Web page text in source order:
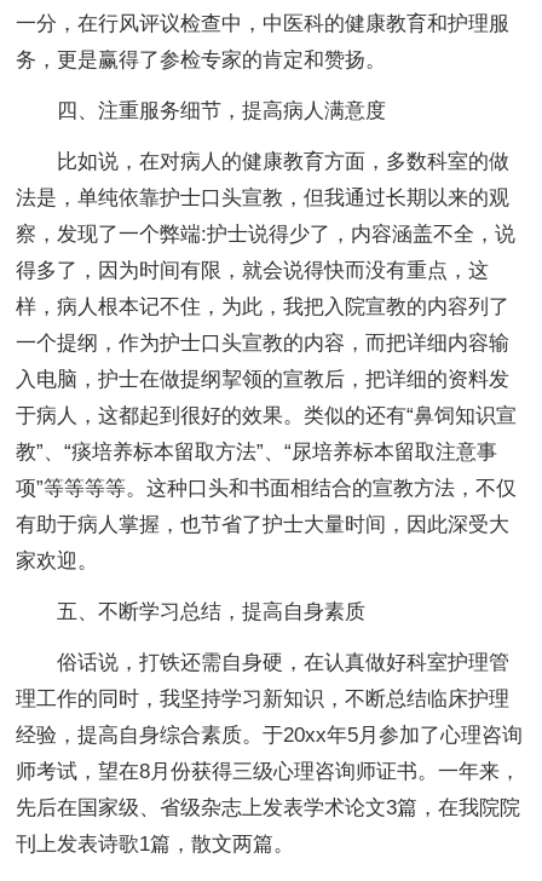
一分，在行风评议检查中，中医科的健康教育和护理服
务，更是赢得了参检专家的肯定和赞扬。
四、注重服务细节，提高病人满意度
比如说，在对病人的健康教育方面，多数科室的做
法是，单纯依靠护士口头宣教，但我通过长期以来的观
察，发现了一个弊端:护士说得少了，内容涵盖不全，说
得多了，因为时间有限，就会说得快而没有重点，这
样，病人根本记不住，为此，我把入院宣教的内容列了
一个提纲，作为护士口头宣教的内容，而把详细内容输
入电脑，护士在做提纲挈领的宣教后，把详细的资料发
于病人，这都起到很好的效果。类似的还有“鼻饲知识宣
教”、“痰培养标本留取方法”、“尿培养标本留取注意事
项”等等等等。这种口头和书面相结合的宣教方法，不仅
有助于病人掌握，也节省了护士大量时间，因此深受大
家欢迎。
五、不断学习总结，提高自身素质
俗话说，打铁还需自身硬，在认真做好科室护理管
理工作的同时，我坚持学习新知识，不断总结临床护理
经验，提高自身综合素质。于20xx年5月参加了心理咨询
师考试，望在8月份获得三级心理咨询师证书。一年来，
先后在国家级、省级杂志上发表学术论文3篇，在我院院
刊上发表诗歌1篇，散文两篇。